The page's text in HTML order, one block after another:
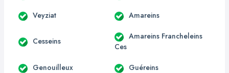
Veyziat Amareins
Cesseins
Amareins Francheleins
Ces
Genouilleux Guéreins